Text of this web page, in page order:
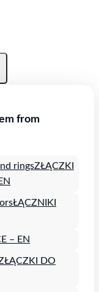
from
ringsZŁĄCZKI
ŁĄCZNIKI
– EN
DO